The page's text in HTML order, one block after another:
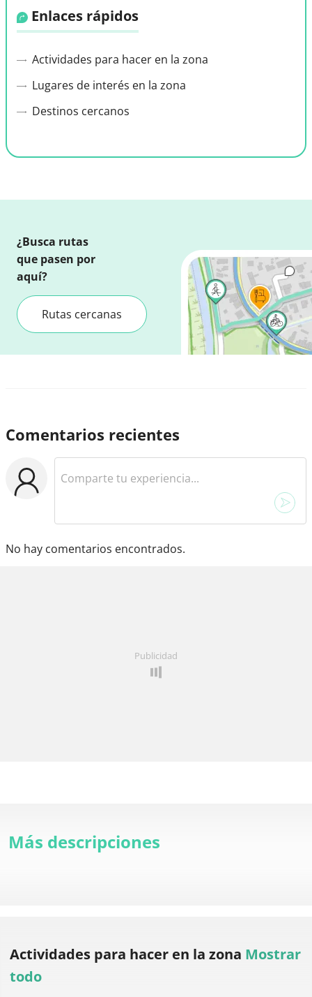
Enlaces rápidos
Actividades para hacer en la zona
Lugares de interés en la zona
Destinos cercanos
¿Busca rutas
que pasen por
aquí?
Rutas cercanas
Comentarios recientes
No hay comentarios encontrados.
Publicidad
Más descripciones
Actividades para hacer en la zona Mostrar
todo